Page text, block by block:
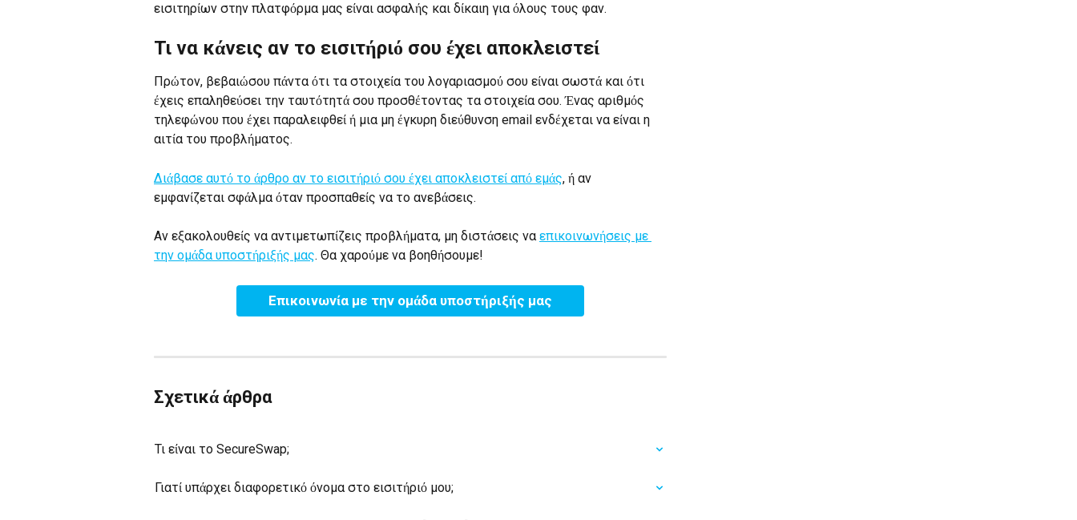
εισιτηρίων στην πλατφόρμα μας είναι ασφαλής και δίκαιη για όλους τους φαν.
Τι να κάνεις αν το εισιτήριό σου έχει αποκλειστεί
Πρώτον, βεβαιώσου πάντα ότι τα στοιχεία του λογαριασμού σου είναι σωστά και ότι
έχεις επαληθεύσει την ταυτότητά σου προσθέτοντας τα στοιχεία σου. Ένας αριθμός
τηλεφώνου που έχει παραλειφθεί ή μια μη έγκυρη διεύθυνση email ενδέχεται να είναι η
αιτία του προβλήματος.
Διάβασε αυτό το άρθρο αν το εισιτήριό σου έχει αποκλειστεί από εμάς, ή αν
εμφανίζεται σφάλμα όταν προσπαθείς να το ανεβάσεις.
Αν εξακολουθείς να αντιμετωπίζεις προβλήματα, μη διστάσεις να επικοινωνήσεις με
την ομάδα υποστήριξής μας. Θα χαρούμε να βοηθήσουμε!
Επικοινωνία με την ομάδα υποστήριξής μας
Σχετικά άρθρα
Τι είναι το SecureSwap;
Γιατί υπάρχει διαφορετικό όνομα στο εισιτήριό μου;